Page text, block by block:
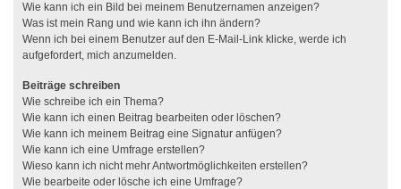
Wie kann ich ein Bild bei meinem Benutzernamen anzeigen?
Was ist mein Rang und wie kann ich ihn ändern?
Wenn ich bei einem Benutzer auf den E-Mail-Link klicke, werde ich
aufgefordert, mich anzumelden.
Beiträge schreiben
Wie schreibe ich ein Thema?
Wie kann ich einen Beitrag bearbeiten oder löschen?
Wie kann ich meinem Beitrag eine Signatur anfügen?
Wie kann ich eine Umfrage erstellen?
Wieso kann ich nicht mehr Antwortmöglichkeiten erstellen?
Wie bearbeite oder lösche ich eine Umfrage?